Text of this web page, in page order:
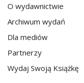
O wydawnictwie
Archiwum wydań
Dla mediów
Partnerzy
Wydaj Swoją Książkę